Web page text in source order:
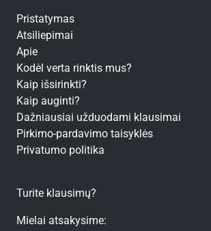
Pristatymas
Atsiliepimai
Apie
Kodėl verta rinktis mus?
Kaip išsirinkti?
Kaip auginti?
Dažniausiai užduodami klausimai
Pirkimo-pardavimo taisyklės
Privatumo politika
Turite klausimų?
Mielai atsakysime: